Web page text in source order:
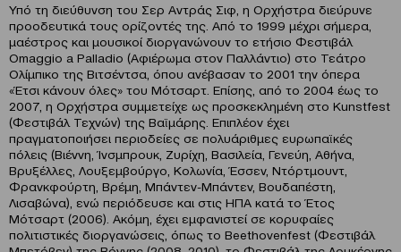
Υπό τη διεύθυνση του Σερ Αντράς Σιφ, η Ορχήστρα διεύρυνε
προοδευτικά τους ορίζοντές της. Από το 1999 μέχρι σήμερα,
μαέστρος και μουσικοί διοργανώνουν το ετήσιο Φεστιβάλ
Omaggio a Palladio (Αφιέρωμα στον Παλλάντιο) στο Τεάτρο
Ολίμπικο της Βιτσέντσα, όπου ανέβασαν το 2001 την όπερα
«Έτσι κάνουν όλες» του Μότσαρτ. Επίσης, από το 2004 έως το
2007, η Ορχήστρα συμμετείχε ως προσκεκλημένη στο Kunstfest
(Φεστιβάλ Τεχνών) της Βαϊμάρης. Επιπλέον έχει
πραγματοποιήσει περιοδείες σε πολυάριθμες ευρωπαϊκές
πόλεις (Βιέννη, Ίνσμπρουκ, Ζυρίχη, Βασιλεία, Γενεύη, Αθήνα,
Βρυξέλλες, Λουξεμβούργο, Κολωνία, Έσσεν, Ντόρτμουντ,
Φρανκφούρτη, Βρέμη, Μπάντεν-Μπάντεν, Βουδαπέστη,
Λισαβώνα), ενώ περιόδευσε και στις ΗΠΑ κατά το Έτος
Μότσαρτ (2006). Ακόμη, έχει εμφανιστεί σε κορυφαίες
πολιτιστικές διοργανώσεις, όπως το Beethovenfest (Φεστιβάλ